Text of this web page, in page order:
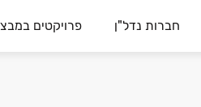
חברות נדל"ן פרויקטים